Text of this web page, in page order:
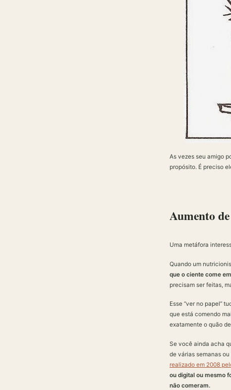
As vezes seu amigo
propósito. É preciso
Aumento
Uma metáfora
Quando um
que o ciente come
precisam ser feitas,
Esse “ver no papel”
que está comendo
exatamente o quão
Se você ainda acha
de várias semanas
realizado em 2008
ou digital ou mesmo
não comeram.